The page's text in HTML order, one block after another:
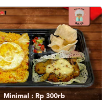
Minimal : Rp 300rb